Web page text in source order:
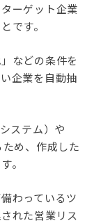
ーゲット企業
です。
などの条件を
企業を自動抽
ステム）や
め、作成した
。
わっているツ
れた営業リス